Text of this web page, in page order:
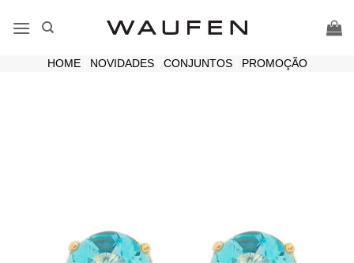
HOME| NOVIDADES| CONJUNTOS| PROMOÇÃO